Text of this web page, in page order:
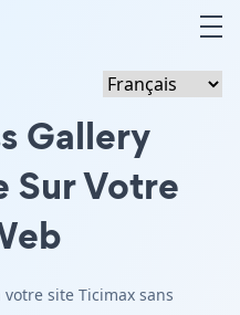
Gallery
Sur Votre
site Ticimax sans